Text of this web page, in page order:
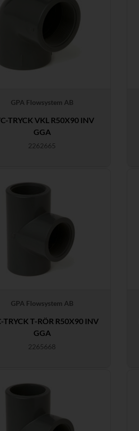
GPA Flowsystem AB
TRYCK VKL R50X90 INV
GGA
2262665
GPA Flowsystem AB
TRYCK T-RÖR R50X90 INV
GGA
2265668